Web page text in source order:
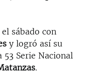
LATINA
sábado con
y logró así su
Serie Nacional
.